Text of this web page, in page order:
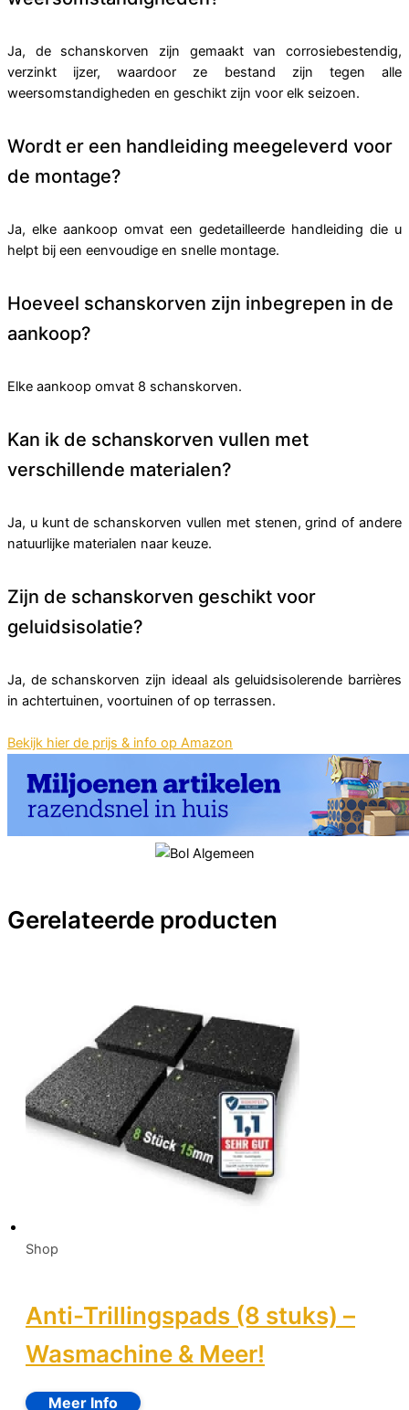
Ja, de schanskorven zijn gemaakt van corrosiebestendig,
verzinkt ijzer, waardoor ze bestand zijn tegen alle
weersomstandigheden en geschikt zijn voor elk seizoen.
Wordt er een handleiding meegeleverd voor
de montage?
Ja, elke aankoop omvat een gedetailleerde handleiding die u
helpt bij een eenvoudige en snelle montage.
Hoeveel schanskorven zijn inbegrepen in de
aankoop?
Elke aankoop omvat 8 schanskorven.
Kan ik de schanskorven vullen met
verschillende materialen?
Ja, u kunt de schanskorven vullen met stenen, grind of andere
natuurlijke materialen naar keuze.
Zijn de schanskorven geschikt voor
geluidsisolatie?
Ja, de schanskorven zijn ideaal als geluidsisolerende barrières
in achtertuinen, voortuinen of op terrassen.
Bekijk hier de prijs & info op Amazon
Gerelateerde producten
Shop
Anti-Trillingspads (8 stuks) –
Wasmachine & Meer!